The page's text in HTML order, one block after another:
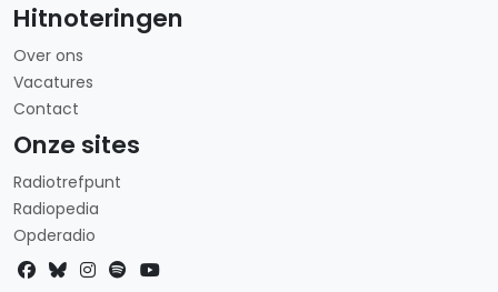
Hitnoteringen
Over ons
Vacatures
Contact
Onze sites
Radiotrefpunt
Radiopedia
Opderadio